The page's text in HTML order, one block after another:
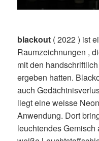
blackout ( 2022 ) ist
Raumzeichnungen ,
mit den
ergeben hatten.
auch
liegt eine weisse
Anwendung. Dort
leuchtendes